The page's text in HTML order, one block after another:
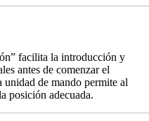
facilita la introducción y
antes de comenzar el
de mando permite al
posición adecuada.